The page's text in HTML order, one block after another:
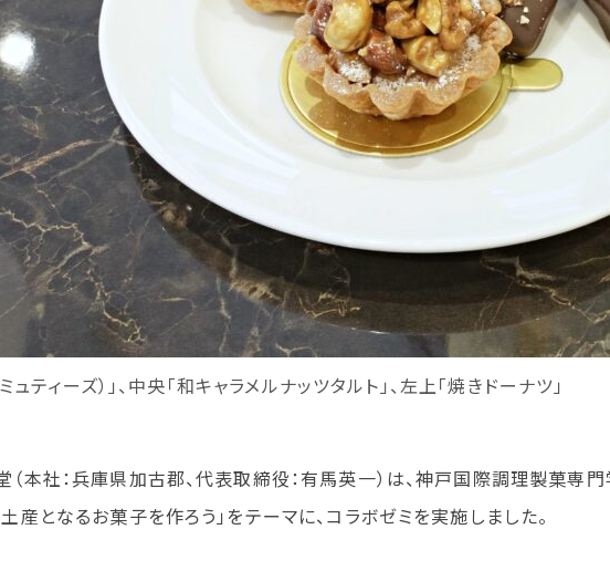
保護者の方へ
ティーズ）」、中央「和キャラメルナッツタルト」、左上「焼きドーナツ」
本社：兵庫県加古郡、代表取締役：有馬英一）は、神戸国際調理製菓専
産となるお菓子を作ろう」をテーマに、コラボゼミを実施しました。